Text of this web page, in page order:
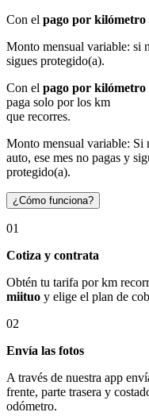
Con el pago por kilómetro
Monto mensual variable: si
sigues protegido(a).
Con el pago por kilómetro
paga solo por los km
que recorres.
Monto mensual variable: Si
auto, ese mes no pagas y
protegido(a).
¿Cómo funciona?
01
Cotiza y contrata
Obtén tu tarifa por km
miituo y elige el plan de
02
Envía las fotos
A través de nuestra app
frente, parte trasera y
odómetro.